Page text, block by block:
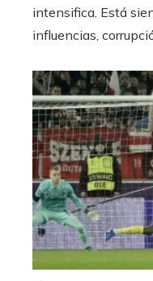
intensifica. Está
influencias,